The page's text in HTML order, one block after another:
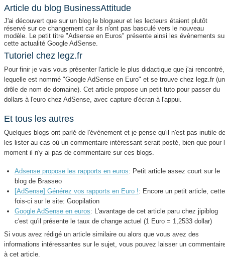
Article du blog BusinessAttitude
J'ai découvert que sur un blog le blogueur et les lecteurs étaient plutôt
réservé sur ce changement car ils n'ont pas basculé vers le nouveau
modèle. Le petit titre "Adsense en Euros" présente ainsi les évènements
cette actualité Google AdSense.
Tutoriel chez legz.fr
Pour finir je vais vous présenter l'article le plus didactique que j'ai rencontré,
lequelle est nommé "Google AdSense en Euro" et se trouve chez legz.fr (un
drôle de nom de domaine). Cet article propose un petit tuto pour passer du
dollars à l'euro chez AdSense, avec capture d'écran à l'appui.
Et tous les autres
Quelques blogs ont parlé de l'évènement et je pense qu'il n'est pas inutile
les lister au cas où un commentaire intéressant serait posté, bien que pour
moment il n'y ai pas de commentaire sur ces blogs.
Adsense propose les rapports en euros: Petit article assez court sur le
blog de Brasseo
[AdSense] Générez vos rapports en Euro !: Encore un petit article, cette
fois-ci sur le site: Goopilation
Google AdSense en euros: L'avantage de cet article paru chez jipiblog
c'est qu'il présente le taux de change actuel (1 Euro = 1,2533 dollar)
Si vous avez rédigé un article similaire ou alors que vous avez des
informations intéressantes sur le sujet, vous pouvez laisser un
à cet article.